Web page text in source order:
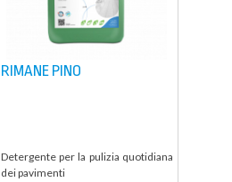
RIMANE PINO
Detergente per la pulizia quotidiana
dei pavimenti